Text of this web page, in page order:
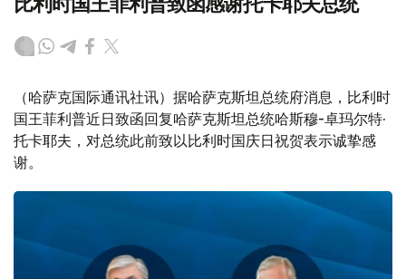
（哈萨克国际通讯社讯）据哈萨克斯坦总统府消息，比利时
国王菲利普近日致函回复哈萨克斯坦总统哈斯穆-卓玛尔特·
托卡耶夫，对总统此前致以比利时国庆日祝贺表示诚挚感
谢。